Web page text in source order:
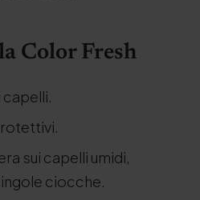
Color Fresh
capelli.
sui capelli umidi,
ciocche.